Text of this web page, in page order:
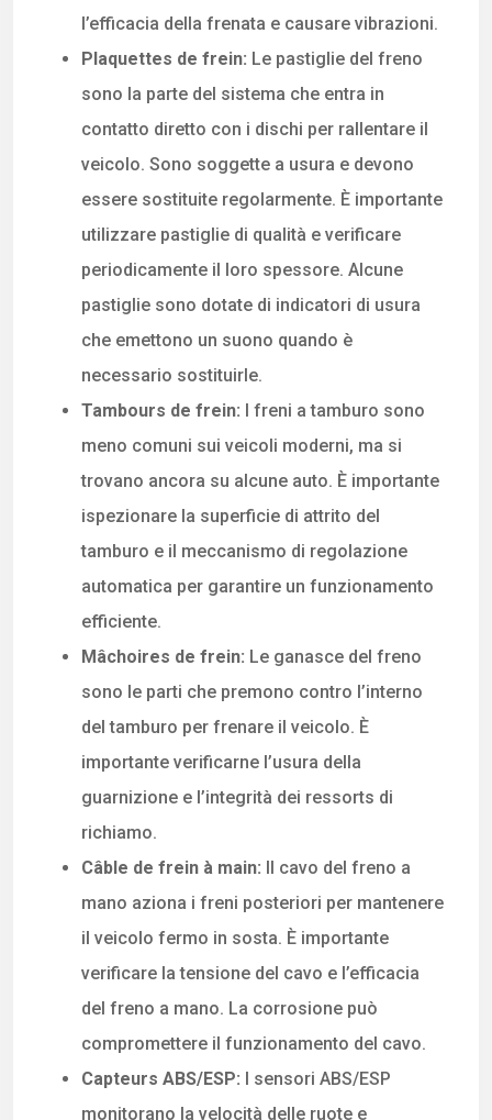
l’efficacia della frenata e causare vibrazioni.
Plaquettes de frein: Le pastiglie del freno
sono la parte del sistema che entra in
contatto diretto con i dischi per rallentare il
veicolo. Sono soggette a usura e devono
essere sostituite regolarmente. È importante
utilizzare pastiglie di qualità e verificare
periodicamente il loro spessore. Alcune
pastiglie sono dotate di indicatori di usura
che emettono un suono quando è
necessario sostituirle.
Tambours de frein: I freni a tamburo sono
meno comuni sui veicoli moderni, ma si
trovano ancora su alcune auto. È importante
ispezionare la superficie di attrito del
tamburo e il meccanismo di regolazione
automatica per garantire un funzionamento
efficiente.
Mâchoires de frein: Le ganasce del freno
sono le parti che premono contro l’interno
del tamburo per frenare il veicolo. È
importante verificarne l’usura della
guarnizione e l’integrità dei ressorts di
richiamo.
Câble de frein à main: Il cavo del freno a
mano aziona i freni posteriori per mantenere
il veicolo fermo in sosta. È importante
verificare la tensione del cavo e l’efficacia
del freno a mano. La corrosione può
compromettere il funzionamento del cavo.
Capteurs ABS/ESP: I sensori ABS/ESP
monitorano la velocità delle ruote e